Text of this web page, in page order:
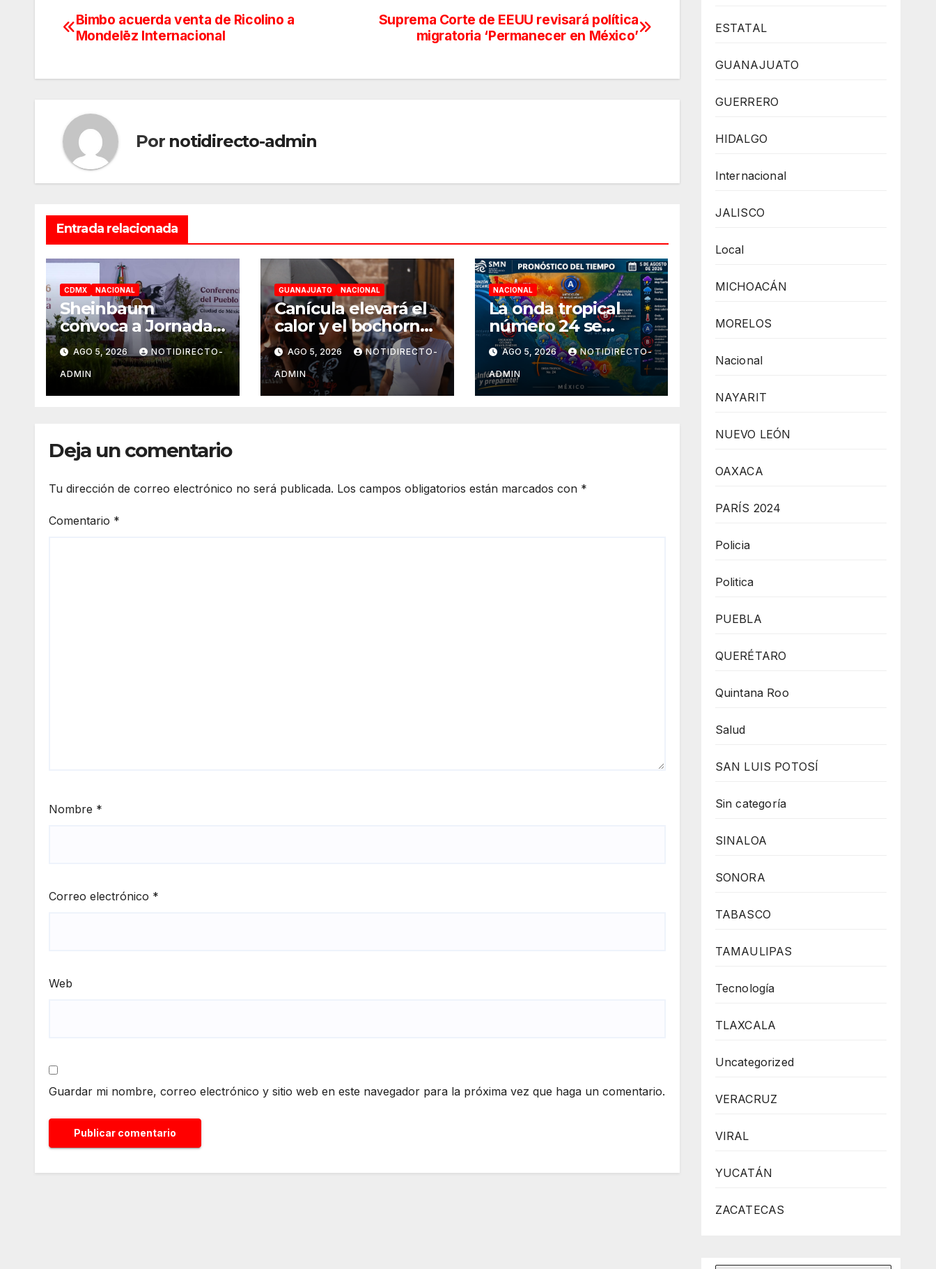
Navegación
entradas
Suprema Corte de EEUU revisará política
migratoria ‘Permanecer en México’
Bimbo acuerda venta de Ricolino a
Mondelēz Internacional
Por notidirecto-admin
Entrada relacionada
CDMX NACIONAL
Sheinbaum
convoca a Jornada
Nacional de
Reforestación el 9
de agosto
AGO 5, 2026 NOTIDIRECTO-
ADMIN
GUANAJUATO NACIONAL
Canícula elevará el
calor y el bochorno
en Guanajuato
durante agosto
AGO 5, 2026 NOTIDIRECTO-
ADMIN
NACIONAL
La onda tropical
número 24 se
desplazará sobre el
sur del territorio
nacional
AGO 5, 2026 NOTIDIRECTO-
ADMIN
Deja un comentario
Tu dirección de correo electrónico no será publicada. Los campos obligatorios están marcados con *
Comentario *
Nombre *
Correo electrónico *
Web
Guardar mi nombre, correo electrónico y sitio web en este navegador para la próxima vez que haga un comentario.
ESTATAL
GUANAJUATO
GUERRERO
HIDALGO
Internacional
JALISCO
Local
MICHOACÁN
MORELOS
Nacional
NAYARIT
NUEVO LEÓN
OAXACA
PARÍS 2024
Policia
Politica
PUEBLA
QUERÉTARO
Quintana Roo
Salud
SAN LUIS POTOSÍ
Sin categoría
SINALOA
SONORA
TABASCO
TAMAULIPAS
Tecnología
TLAXCALA
Uncategorized
VERACRUZ
VIRAL
YUCATÁN
ZACATECAS